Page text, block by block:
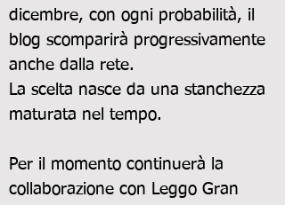
dicembre, con ogni probabilità, il
blog scomparirà progressivamente
anche dalla rete.
La scelta nasce da una stanchezza
maturata nel tempo.
Per il momento continuerà la
collaborazione con Leggo Gran